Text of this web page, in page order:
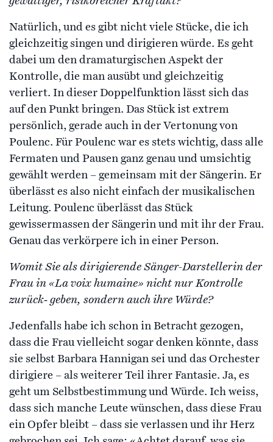
Natürlich, und es gibt nicht viele Stücke, die ich
gleichzeitig singen und dirigieren würde. Es geht
dabei um den dramaturgischen Aspekt der
Kontrolle, die man ausübt und gleichzeitig
verliert. In dieser Doppelfunktion lässt sich das
auf den Punkt bringen. Das Stück ist extrem
persönlich, gerade auch in der Vertonung von
Poulenc. Für Poulenc war es stets wichtig, dass alle
Fermaten und Pausen ganz genau und umsichtig
gewählt werden – gemeinsam mit der Sängerin. Er
überlässt es also nicht einfach der musikalischen
Leitung. Poulenc überlässt das Stück
gewissermassen der Sängerin und mit ihr der Frau.
Genau das verkörpere ich in einer Person.
Womit Sie als dirigierende Sänger-Darstellerin der
Frau in «La voix humaine» nicht nur Kontrolle
zurück‑ geben, sondern auch ihre Würde?
Jedenfalls habe ich schon in Betracht gezogen,
dass die Frau vielleicht sogar denken könnte, dass
sie selbst Barbara Hannigan sei und das Orchester
dirigiere – als weiterer Teil ihrer Fantasie. Ja, es
geht um Selbstbestimmung und Würde. Ich weiss,
dass sich manche Leute wünschen, dass diese Frau
ein Opfer bleibt – dass sie verlassen und ihr Herz